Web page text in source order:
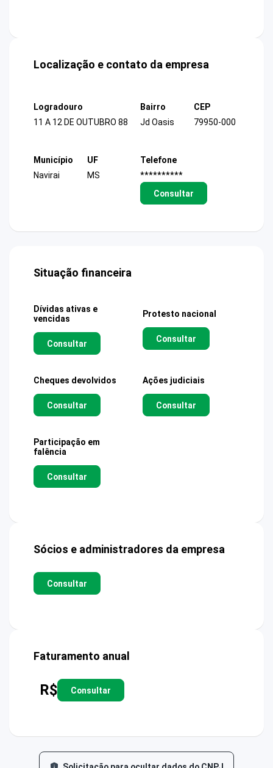
Localização e contato da empresa
Logradouro
11 A 12 DE OUTUBRO 88
Bairro
Jd Oasis
CEP
79950-000
Município
Navirai
UF
MS
Telefone
**********
Consultar
Situação financeira
Dívidas ativas e
vencidas
Consultar
Protesto nacional
Consultar
Cheques devolvidos
Consultar
Ações judiciais
Consultar
Participação em
falência
Consultar
Sócios e administradores da empresa
Consultar
Faturamento anual
R$ Consultar